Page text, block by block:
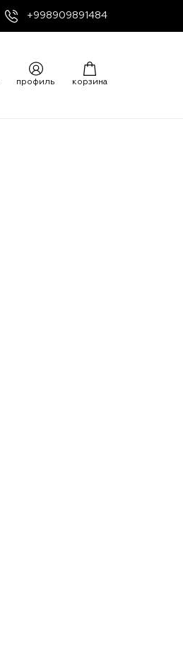
+998909891484
профиль корзина